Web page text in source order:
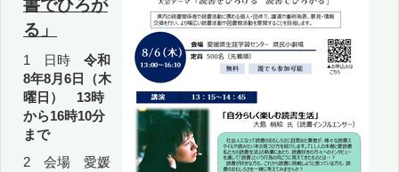
書でひろが
る」
1 日時 令和
8年8月6日（木
曜日） 13時
から16時10分
まで
2 会場 愛媛